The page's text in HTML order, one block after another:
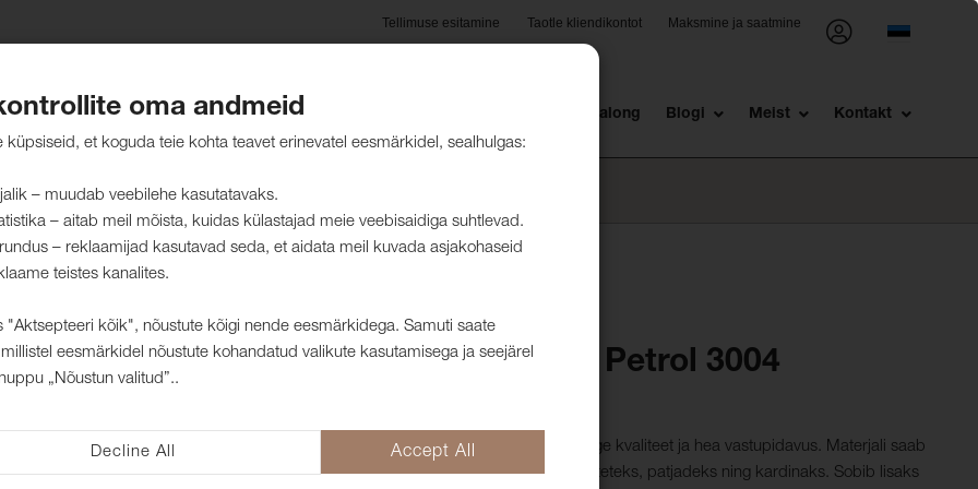
Tellimuse esitamine Taotle kliendikontot Maksmine ja saatmine
Hooldusjuhised Jätkusuutlikkus Müügisalong Blogi Meist Kontakt
Mööblikangas Eros 32 Petrol 3004
Kangas Eros on kahepoolne samet, millel on kõrge kvaliteet ja hea vastupidavus. Materjali saab
kasutada lisaks mööbli polsterdusele ka voodikateteks, patjadeks ning kardinaks. Sobib lisaks
oma andmeid
küpsiseid, et koguda teie kohta teavet erinevatel eesmärkidel, sealhulgas:
– muudab veebilehe kasutatavaks.
– aitab meil mõista, kuidas külastajad meie veebisaidiga suhtlevad.
– reklaamijad kasutavad seda, et aidata meil kuvada asjakohaseid
teistes kanalites.
"Aktsepteeri kõik", nõustute kõigi nende eesmärkidega. Samuti saate
eesmärkidel nõustute kohandatud valikute kasutamisega ja seejärel
„Nõustun valitud”..
Decline All Accept All